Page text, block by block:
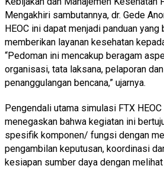
Mengakhiri sambutannya, dr. Gede
HEOC ini dapat menjadi panduan
memberikan layanan kesehatan
“Pedoman ini mencakup beragam
organisasi, tata laksana, pelaporan
penanggulangan bencana,” ujarnya.
Pengendali utama simulasi FTX
menegaskan bahwa kegiatan ini
spesifik komponen/ fungsi dengan
pengambilan keputusan, koordinasi
kesiapan sumber daya dengan